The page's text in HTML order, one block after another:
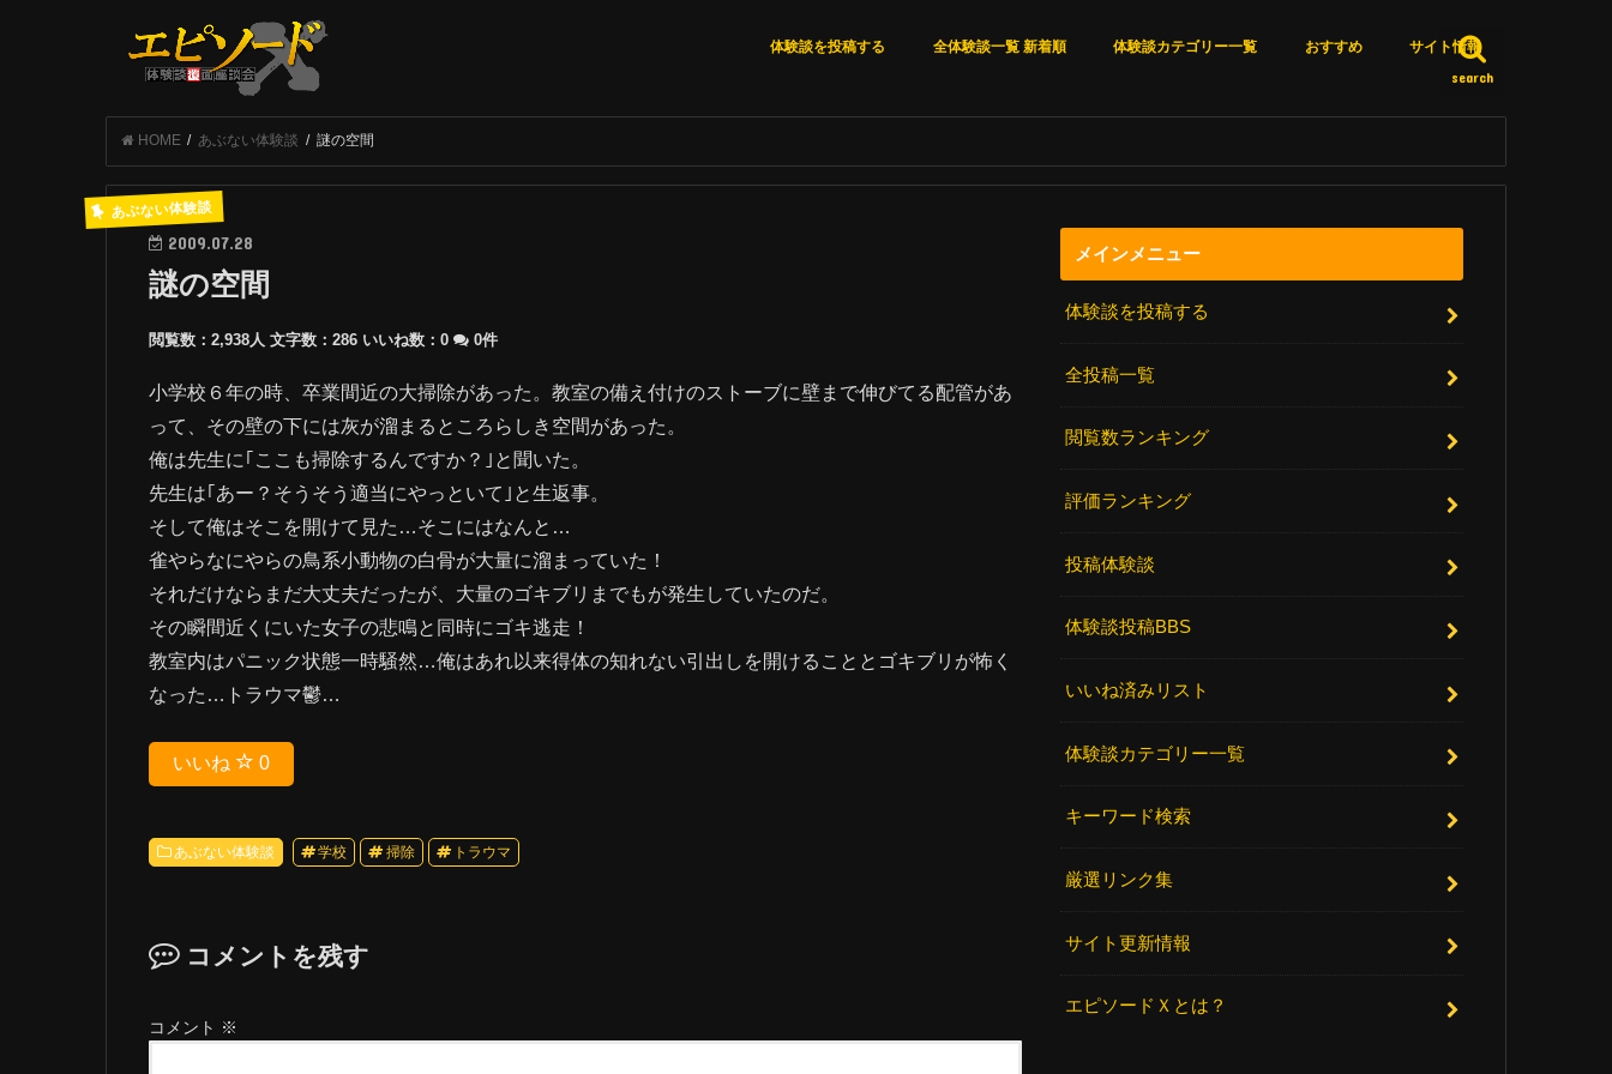
search
体験談を投稿する 全体験談一覧 新着順 体験談カテゴリー一覧 おすすめ サイト情報
HOME あぶない体験談 謎の空間
あぶない体験談
2009.07.28
謎の空間
閲覧数：2,938人 文字数：286 いいね数： 0 0件
小学校６年の時、卒業間近の大掃除があった。教室の備え付けのストーブに壁まで伸びてる配管があ
って、その壁の下には灰が溜まるところらしき空間があった。
俺は先生に｢ここも掃除するんですか？｣と聞いた。
先生は｢あー？そうそう適当にやっといて｣と生返事。
そして俺はそこを開けて見た…そこにはなんと…
雀やらなにやらの鳥系小動物の白骨が大量に溜まっていた！
それだけならまだ大丈夫だったが、大量のゴキブリまでもが発生していたのだ。
その瞬間近くにいた女子の悲鳴と同時にゴキ逃走！
教室内はパニック状態一時騒然…俺はあれ以来得体の知れない引出しを開けることとゴキブリが怖く
なった…トラウマ鬱…
いいね 0
あぶない体験談 学校 掃除 トラウマ
コメントを残す
コメント ※
メインメニュー
体験談を投稿する
全投稿一覧
閲覧数ランキング
評価ランキング
投稿体験談
体験談投稿BBS
いいね済みリスト
体験談カテゴリー一覧
キーワード検索
厳選リンク集
サイト更新情報
エピソードＸとは？